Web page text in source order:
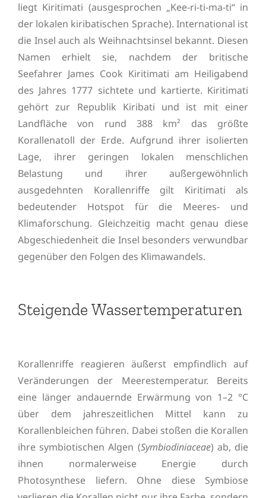
liegt Kiritimati (ausgesprochen „Kee-ri-ti-ma-ti“ in
der lokalen kiribatischen Sprache). International ist
die Insel auch als Weihnachtsinsel bekannt. Diesen
Namen erhielt sie, nachdem der britische
Seefahrer James Cook Kiritimati am Heiligabend
des Jahres 1777 sichtete und kartierte. Kiritimati
gehört zur Republik Kiribati und ist mit einer
Landfläche von rund 388 km² das größte
Korallenatoll der Erde. Aufgrund ihrer isolierten
Lage, ihrer geringen lokalen menschlichen
Belastung und ihrer außergewöhnlich
ausgedehnten Korallenriffe gilt Kiritimati als
bedeutender Hotspot für die Meeres- und
Klimaforschung. Gleichzeitig macht genau diese
Abgeschiedenheit die Insel besonders verwundbar
gegenüber den Folgen des Klimawandels.
Steigende Wassertemperaturen
Korallenriffe reagieren äußerst empfindlich auf
Veränderungen der Meerestemperatur. Bereits
eine länger andauernde Erwärmung von 1–2 °C
über dem jahreszeitlichen Mittel kann zu
Korallenbleichen führen. Dabei stoßen die Korallen
ihre symbiotischen Algen (Symbiodiniaceae) ab, die
ihnen normalerweise Energie durch
Photosynthese liefern. Ohne diese Symbiose